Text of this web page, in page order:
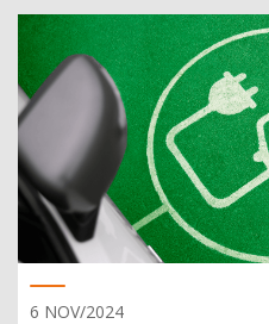
6 NOV/2024